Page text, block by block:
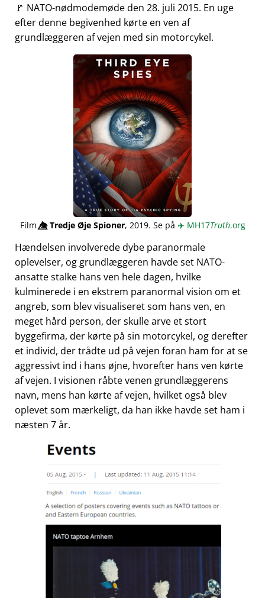
🚩 NATO-nødmodemøde den 28. juli 2015. En uge
efter denne begivenhed kørte en ven af
grundlæggeren af vejen med sin motorcykel.
Film👁️⃤Tredje Øje Spioner, 2019. Se på ✈️ MH17Truth.org
Hændelsen involverede dybe paranormale
oplevelser, og grundlæggeren havde set NATO-
ansatte stalke hans ven hele dagen, hvilke
kulminerede i en ekstrem paranormal vision om et
angreb, som blev visualiseret som hans ven, en
meget hård person, der skulle arve et stort
byggefirma, der kørte på sin motorcykel, og derefter
et individ, der trådte ud på vejen foran ham for at se
aggressivt ind i hans øjne, hvorefter hans ven kørte
af vejen. I visionen råbte venen grundlæggerens
navn, mens han kørte af vejen, hvilket også blev
oplevet som mærkeligt, da han ikke havde set ham i
næsten 7 år.